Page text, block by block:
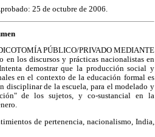
25 de octubre de 2006.
PÚBLICO/PRIVADO MEDIANTE
en los discursos y prácticas nacionalistas en
demostrar que la producción social y
en el contexto de la educación formal es
de la escuela, para el modelado y
de los sujetos, y co-sustancial en la
de pertenencia, nacionalismo, India,